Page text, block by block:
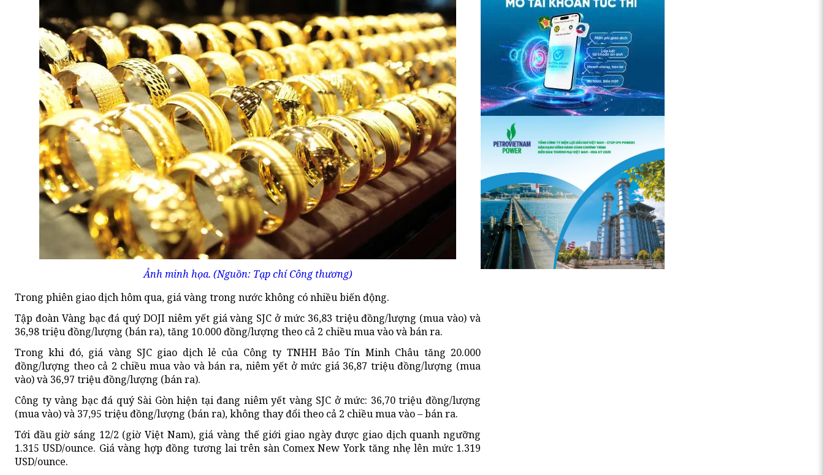
Ảnh minh họa. (Nguồn: Tạp chí Công thương)
Trong phiên giao dịch hôm qua, giá vàng trong nước không có nhiều biến động.
Tập đoàn Vàng bạc đá quý DOJI niêm yết giá vàng SJC ở mức 36,83 triệu đồng/lượng (mua vào) và
36,98 triệu đồng/lượng (bán ra), tăng 10.000 đồng/lượng theo cả 2 chiều mua vào và bán ra.
Trong khi đó, giá vàng SJC giao dịch lẻ của Công ty TNHH Bảo Tín Minh Châu tăng 20.000
đồng/lượng theo cả 2 chiều mua vào và bán ra, niêm yết ở mức giá 36,87 triệu đồng/lượng (mua
vào) và 36,97 triệu đồng/lượng (bán ra).
Công ty vàng bạc đá quý Sài Gòn hiện tại đang niêm yết vàng SJC ở mức: 36,70 triệu đồng/lượng
(mua vào) và 37,95 triệu đồng/lượng (bán ra), không thay đổi theo cả 2 chiều mua vào – bán ra.
Tới đầu giờ sáng 12/2 (giờ Việt Nam), giá vàng thế giới giao ngày được giao dịch quanh ngưỡng
1.315 USD/ounce. Giá vàng hợp đồng tương lai trên sàn Comex New York tăng nhẹ lên mức 1.319
USD/ounce.